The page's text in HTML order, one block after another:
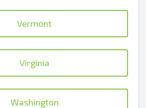
Vermont
Virginia
Washington